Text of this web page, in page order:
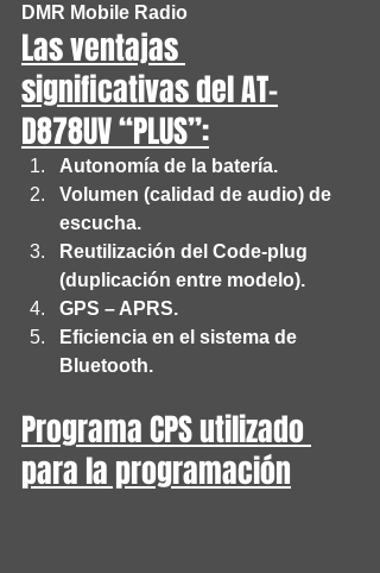
DMR Mobile Radio
Las ventajas
significativas del AT-
D878UV “PLUS”:
Autonomía de la batería.
Volumen (calidad de audio) de
escucha.
Reutilización del Code-plug
(duplicación entre modelo).
GPS – APRS.
Eficiencia en el sistema de
Bluetooth.
Programa CPS utilizado
para la programación